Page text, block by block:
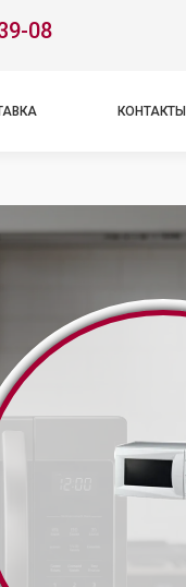
08
КОНТАКТЫ